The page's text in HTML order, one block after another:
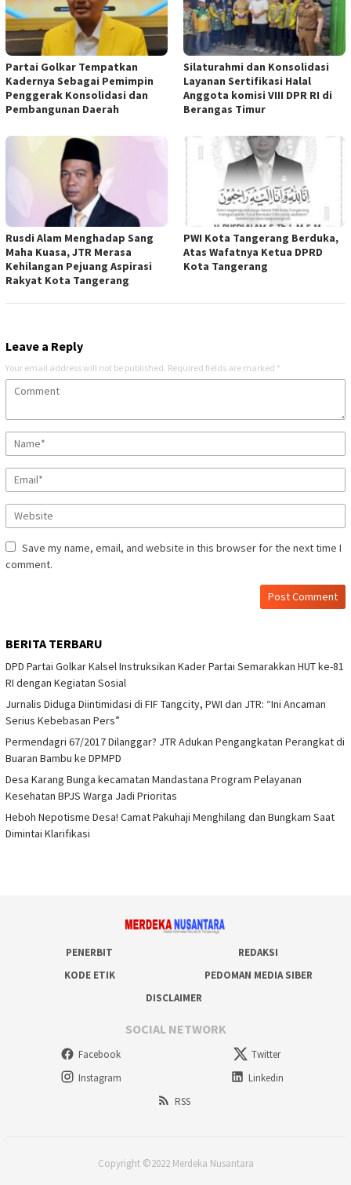
Partai Golkar Tempatkan
Kadernya Sebagai Pemimpin
Penggerak Konsolidasi dan
Pembangunan Daerah
Silaturahmi dan Konsolidasi
Layanan Sertifikasi Halal
Anggota komisi VIII DPR RI di
Berangas Timur
Rusdi Alam Menghadap Sang
Maha Kuasa, JTR Merasa
Kehilangan Pejuang Aspirasi
Rakyat Kota Tangerang
PWI Kota Tangerang Berduka,
Atas Wafatnya Ketua DPRD
Kota Tangerang
Leave a Reply
Your email address will not be published. Required fields are marked *
Save my name, email, and website in this browser for the next time I
comment.
BERITA TERBARU
DPD Partai Golkar Kalsel Instruksikan Kader Partai Semarakkan HUT ke-81
RI dengan Kegiatan Sosial
Jurnalis Diduga Diintimidasi di FIF Tangcity, PWI dan JTR: “Ini Ancaman
Serius Kebebasan Pers”
Permendagri 67/2017 Dilanggar? JTR Adukan Pengangkatan Perangkat di
Buaran Bambu ke DPMPD
Desa Karang Bunga kecamatan Mandastana Program Pelayanan
Kesehatan BPJS Warga Jadi Prioritas
Heboh Nepotisme Desa! Camat Pakuhaji Menghilang dan Bungkam Saat
Dimintai Klarifikasi
PENERBIT
REDAKSI
KODE ETIK
PEDOMAN MEDIA SIBER
DISCLAIMER
SOCIAL NETWORK
Facebook
Twitter
Instagram
Linkedin
RSS
Copyright ©2022 Merdeka Nusantara